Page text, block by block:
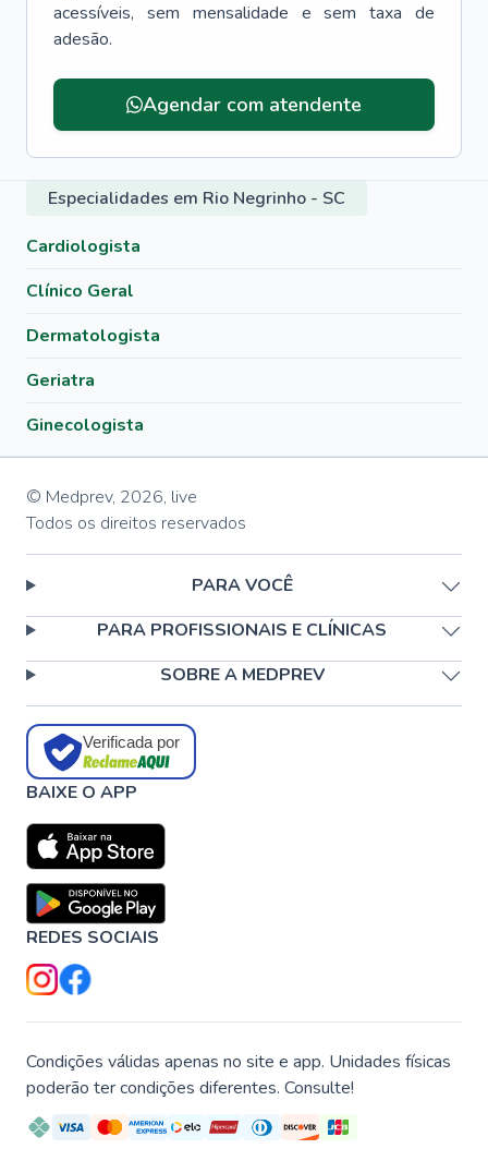
acessíveis, sem mensalidade e sem taxa de
adesão.
Agendar com atendente
Especialidades em Rio Negrinho - SC
Cardiologista
Clínico Geral
Dermatologista
Geriatra
Ginecologista
© Medprev, 2026, live
Todos os direitos reservados
PARA VOCÊ
PARA PROFISSIONAIS E CLÍNICAS
SOBRE A MEDPREV
Verificada por
BAIXE O APP
REDES SOCIAIS
Condições válidas apenas no site e app. Unidades físicas
poderão ter condições diferentes. Consulte!